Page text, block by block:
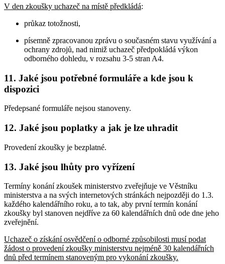
V den zkoušky uchazeč na místě předkládá:
průkaz totožnosti,
písemně zpracovanou zprávu o současném stavu využívání a
ochrany zdrojů, nad nimiž uchazeč předpokládá výkon
odborného dohledu, v rozsahu 3-5 stran A4.
11. Jaké jsou potřebné formuláře a kde jsou k
dispozici
Předepsané formuláře nejsou stanoveny.
12. Jaké jsou poplatky a jak je lze uhradit
Provedení zkoušky je bezplatné.
13. Jaké jsou lhůty pro vyřízení
Termíny konání zkoušek ministerstvo zveřejňuje ve Věstníku
ministerstva a na svých internetových stránkách nejpozději do 1.3.
každého kalendářního roku, a to tak, aby první termín konání
zkoušky byl stanoven nejdříve za 60 kalendářních dnů ode dne jeho
zveřejnění.
Uchazeč o získání osvědčení o odborné způsobilosti musí podat
žádost o provedení zkoušky ministerstvu nejméně 30 kalendářních
dnů před termínem stanoveným pro vykonání zkoušky.